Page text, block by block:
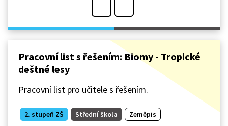
Pracovní list s řešením: Biomy - Tropické
deštné lesy
Pracovní list pro učitele s řešením.
2. stupeň ZŠ Střední škola Zeměpis